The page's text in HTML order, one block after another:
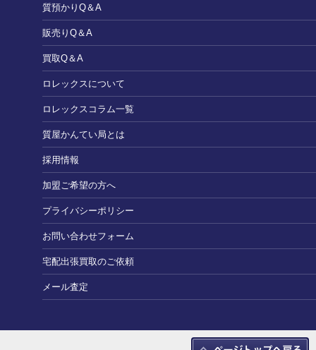
質預かりQ＆A
販売りQ＆A
買取Q＆A
ロレックスについて
ロレックスコラム一覧
質屋かんてい局とは
採用情報
加盟ご希望の方へ
プライバシーポリシー
お問い合わせフォーム
宅配出張買取のご依頼
メール査定